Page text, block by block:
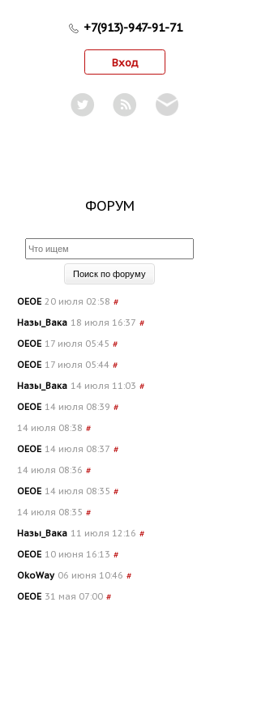
+7(913)-947-91-71
Вход
ФОРУМ
OEOE 20 июля 02:58 #
Назы_Вака 18 июля 16:37 #
OEOE 17 июля 05:45 #
OEOE 17 июля 05:44 #
Назы_Вака 14 июля 11:03 #
OEOE 14 июля 08:39 #
14 июля 08:38 #
OEOE 14 июля 08:37 #
14 июля 08:36 #
OEOE 14 июля 08:35 #
14 июля 08:35 #
Назы_Вака 11 июля 12:16 #
OEOE 10 июня 16:13 #
OkoWay 06 июня 10:46 #
OEOE 31 мая 07:00 #